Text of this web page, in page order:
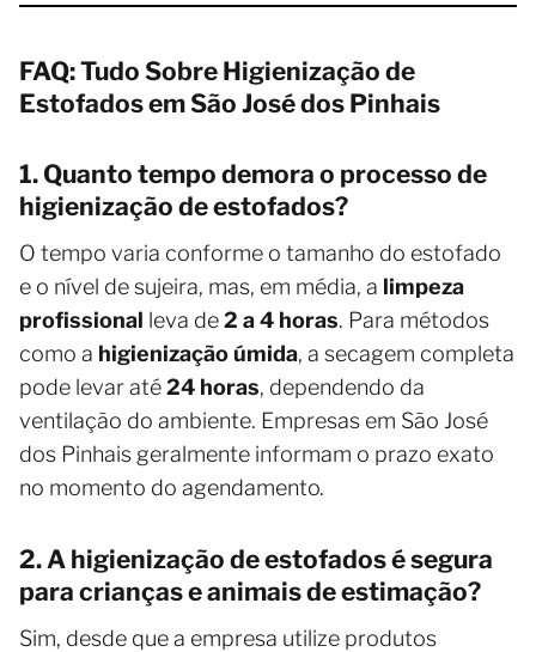
FAQ: Tudo Sobre Higienização de
Estofados em São José dos Pinhais
1. Quanto tempo demora o processo de
higienização de estofados?
O tempo varia conforme o tamanho do estofado
e o nível de sujeira, mas, em média, a limpeza
profissional leva de2 a 4 horas. Para métodos
como a higienização úmida, a secagem completa
pode levar até24 horas, dependendo da
ventilação do ambiente. Empresas em São José
dos Pinhais geralmente informam o prazo exato
no momento do agendamento.
2. A higienização de estofados é segura
para crianças e animais de estimação?
Sim, desde que a empresa utilize produtos